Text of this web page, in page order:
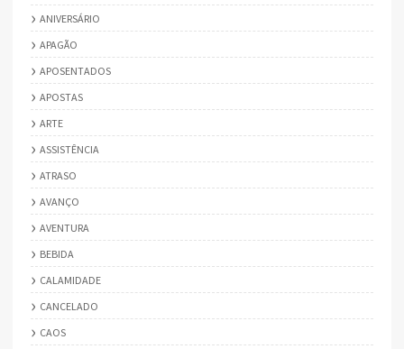
ANIVERSÁRIO
APAGÃO
APOSENTADOS
APOSTAS
ARTE
ASSISTÊNCIA
ATRASO
AVANÇO
AVENTURA
BEBIDA
CALAMIDADE
CANCELADO
CAOS